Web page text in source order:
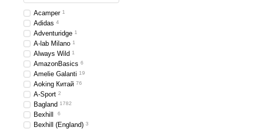
Acamper 1
Adidas 4
Adventuridge 1
A-lab Milano 1
Always Wild 1
AmazonBasics 6
Amelie Galanti 19
Aoking Китай 76
A-Sport 2
Bagland 1782
Bexhill 6
Bexhill (England) 3